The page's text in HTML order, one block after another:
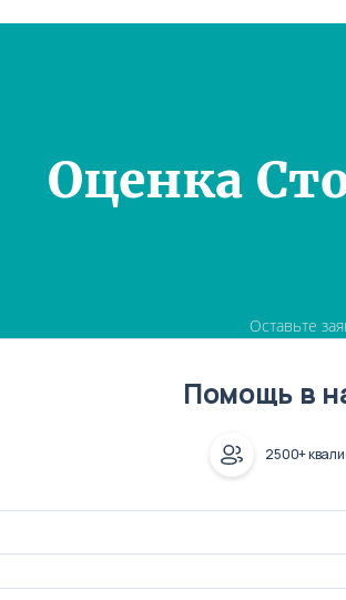
Оценка
Оставьте
Помощь в
2500+